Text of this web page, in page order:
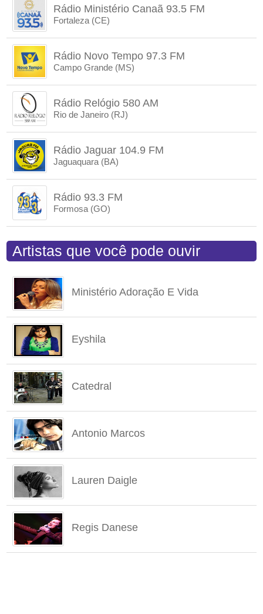
Rádio Ministério Canaã 93.5 FM
Fortaleza (CE)
Rádio Novo Tempo 97.3 FM
Campo Grande (MS)
Rádio Relógio 580 AM
Rio de Janeiro (RJ)
Rádio Jaguar 104.9 FM
Jaguaquara (BA)
Rádio 93.3 FM
Formosa (GO)
Artistas que você pode ouvir
Ministério Adoração E Vida
Eyshila
Catedral
Antonio Marcos
Lauren Daigle
Regis Danese